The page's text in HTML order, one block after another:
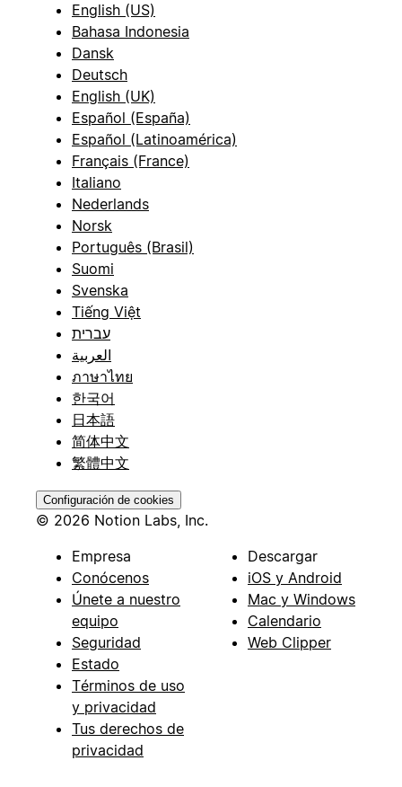
English (US)
Bahasa Indonesia
Dansk
Deutsch
English (UK)
Español (España)
Español (Latinoamérica)
Français (France)
Italiano
Nederlands
Norsk
Português (Brasil)
Suomi
Svenska
Tiếng Việt
עברית
العربية
ภาษาไทย
한국어
日本語
简体中文
繁體中文
Configuración de cookies
© 2026 Notion Labs, Inc.
Empresa
Conócenos
Únete a nuestro
equipo
Seguridad
Estado
Términos de uso
y privacidad
Tus derechos de
privacidad
Descargar
iOS y Android
Mac y Windows
Calendario
Web Clipper